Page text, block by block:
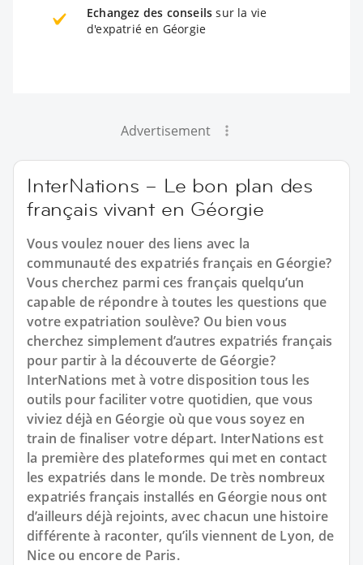
Echangez des conseils sur la vie
d'expatrié en Géorgie
Advertisement
InterNations – Le bon plan des
français vivant en Géorgie
Vous voulez nouer des liens avec la
communauté des expatriés français en Géorgie?
Vous cherchez parmi ces français quelqu’un
capable de répondre à toutes les questions que
votre expatriation soulève? Ou bien vous
cherchez simplement d’autres expatriés français
pour partir à la découverte de Géorgie?
InterNations met à votre disposition tous les
outils pour faciliter votre quotidien, que vous
viviez déjà en Géorgie où que vous soyez en
train de finaliser votre départ. InterNations est
la première des plateformes qui met en contact
les expatriés dans le monde. De très nombreux
expatriés français installés en Géorgie nous ont
d’ailleurs déjà rejoints, avec chacun une histoire
différente à raconter, qu’ils viennent de Lyon, de
Nice ou encore de Paris.